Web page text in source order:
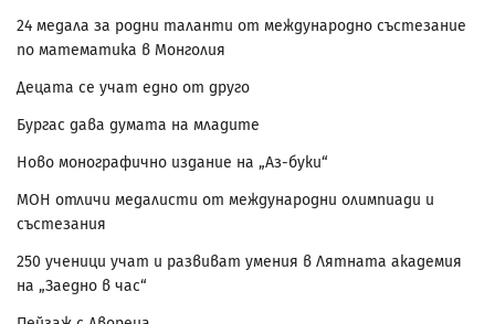
24 медала за родни таланти от международно състезание
по математика в Монголия
Децата се учат едно от друго
Бургас дава думата на младите
Ново монографично издание на „Аз-буки“
МОН отличи медалисти от международни олимпиади и
състезания
250 ученици учат и развиват умения в Лятната академия
на „Заедно в час“